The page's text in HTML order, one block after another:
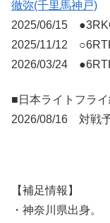
徹弥(千里馬神戸)
2025/06/15
2025/11/12
2026/03/24
■日本ライトフラ
2026/08/16 対戦
【補足情報】
・神奈川県出身。